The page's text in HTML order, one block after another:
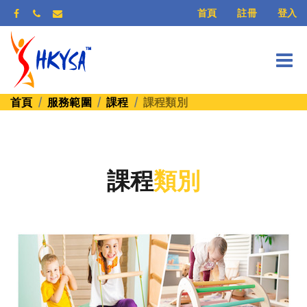
首頁 註冊 登入
首頁 服務範圍 課程 課程類別
課程類別